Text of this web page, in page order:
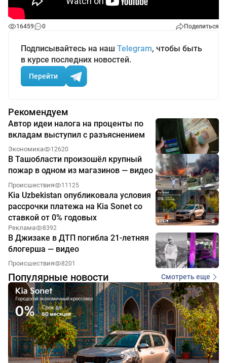
16459 0 Поделиться
Подписывайтесь на наш Telegram, чтобы быть
в курсе последних новостей.
Перейти
Рекомендуем
Автор идеи налога на проценты по
вкладам выступил с разъяснением
Экономика 12620
В Ташобласти произошёл крупный
пожар в одном из магазинов — видео
Происшествия 11125
Kia Uzbekistan опубликовала условия
рассрочки платежа на Kia Sonet со
ставкой от 0% годовых
Реклама 8392
В Джизаке в ДТП погибла 21-летняя
блогерша — видео
Происшествия 8201
Популярные новости Смотреть еще